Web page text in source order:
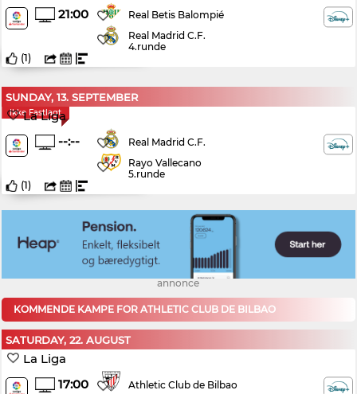
21:00
Real Betis Balompié
Real Madrid C.F.
4.runde
(1)
SUNDAY, 13. SEPTEMBER
Ikke Fastlagt
La Liga
--:--
Real Madrid C.F.
Rayo Vallecano
5.runde
(1)
annonce
KOMMENDE KAMPE FOR ATHLETIC CLUB DE BILBAO
SATURDAY, 22. AUGUST
La Liga
17:00
Athletic Club de Bilbao